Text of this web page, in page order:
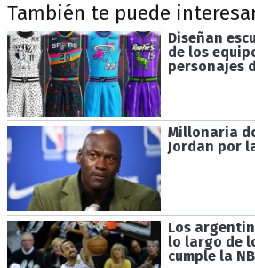
También te puede
Diseñan
de los
personajes
Millonaria
Jordan por
Los
lo largo de
cumple la